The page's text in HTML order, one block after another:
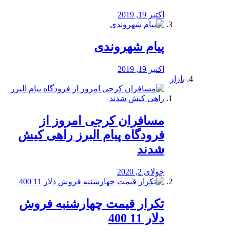
اکتبر 19, 2019
پیام شهروندی
اکتبر 19, 2019
بازار
مسافران کرجی امروز از
فرودگاه پیام البرز راهی کیش
شدند
جولای 2, 2020
تکرار قیمت چهارشنبه فروش
دلار 11 400